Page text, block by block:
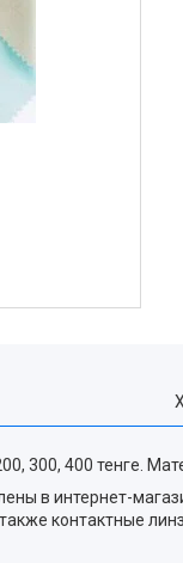
300, 400 тенге.
в интернет-
контактные